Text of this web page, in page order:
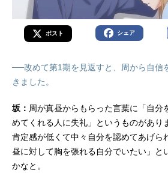
ポスト シェア
──改めて第1期を見返すと、周から自信
きました。
坂： 周が真昼からもらった言葉に「自分
めてくれる人に失礼」というものがあり
肯定感が低くて中々自分を認めてあげら
昼に対して胸を張れる自分でいたい」と
かなと。